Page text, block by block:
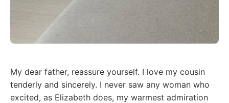
My dear father, reassure yourself. I love my cousin
tenderly and sincerely. I never saw any woman who
excited, as Elizabeth does, my warmest admiration